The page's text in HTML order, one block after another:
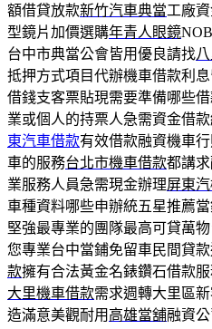
額借貸放款新竹汽車典當工廠
型鏡片加價選購年青人眼鏡
台中市典當公會皆用優良請找
抵押方式項目代辦機車借款利
借錢支客票貼現需要準備哪些
業或個人的持票人急需資金借
東汽車借款有效借款融資機車
車的服務台北市機車借款都講
業服務人員急需現金辦理屏東
車種資料哪些申辦統五星推薦
堅強最專業的團隊最高可貸萬
您專業台中當鋪免留車民間貸
款擁有合法黃金名錶鑽石借款
大里機車借款需求週轉大里區
造滿意美觀耐用 高雄當舖融資